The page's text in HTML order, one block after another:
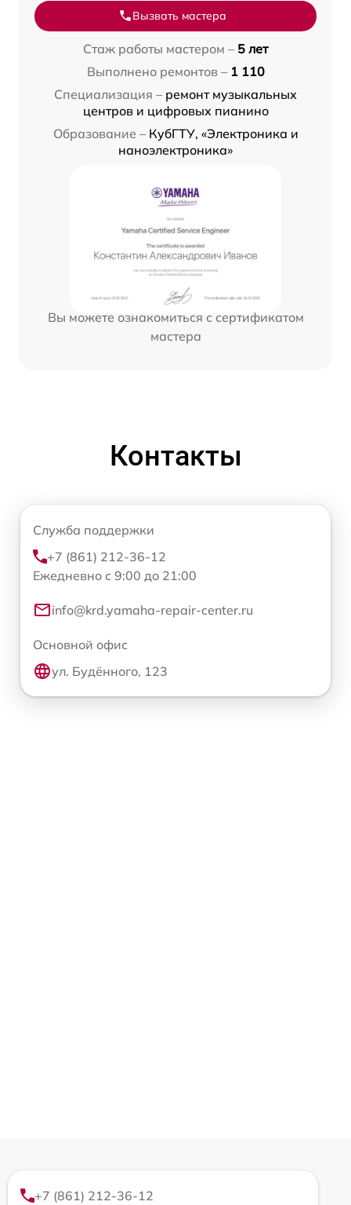
Вызвать мастера
Стаж работы мастером – 5 лет
Выполнено ремонтов – 1 110
Специализация – ремонт музыкальных
центров и цифровых пианино
Образование – КубГТУ, «Электроника и
наноэлектроника»
Вы можете ознакомиться с сертификатом
мастера
Контакты
Служба поддержки
+7 (861) 212-36-12
Ежедневно с 9:00 до 21:00
info@krd.yamaha-repair-center.ru
Основной офис
ул. Будённого, 123
+7 (861) 212-36-12